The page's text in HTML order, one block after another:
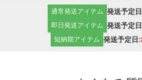
通常発送アイテム 発送予定
即日発送アイテム 発送予定
短納期アイテム 発送予定日: